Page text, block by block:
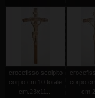
crocefisso scolpito
corpo cm.10 totale
cm.23x11...
corpo